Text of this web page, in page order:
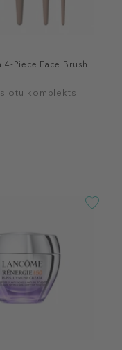
4-Piece Face Brush
otu komplekts